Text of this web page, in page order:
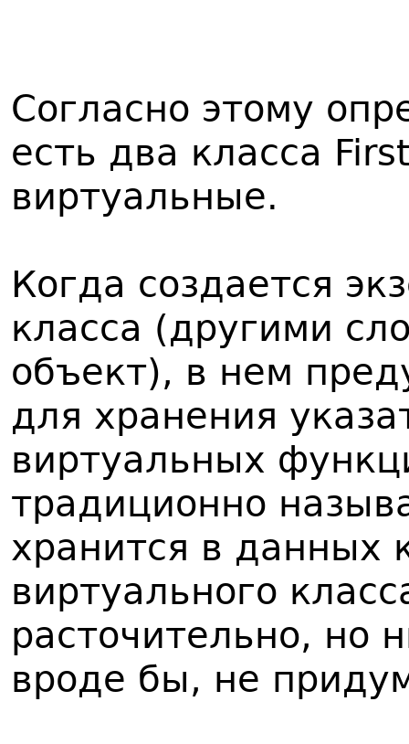
Согласно этому
есть два класса
виртуальные.
Когда создается
класса (другими
объект), в нем
для хранения
виртуальных
традиционно
хранится в данных
виртуального
расточительно, но
вроде бы, не